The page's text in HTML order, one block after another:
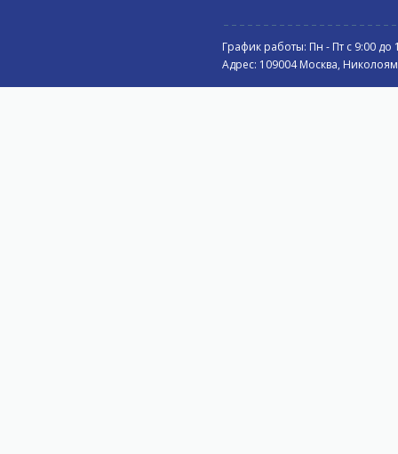
График работы: Пн - Пт с 9:00 до
Адрес: 109004 Москва,